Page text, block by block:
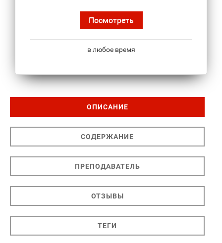
Посмотреть
в любое время
ОПИСАНИЕ
СОДЕРЖАНИЕ
ПРЕПОДАВАТЕЛЬ
ОТЗЫВЫ
ТЕГИ